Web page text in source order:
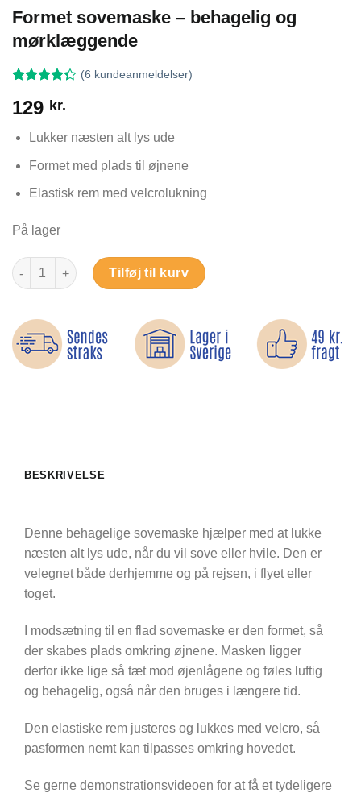
Formet sovemaske – behagelig og
mørklæggende
som4.33
baseret på
kundebedømmelser
(6 kundeanmeldelser)
129 kr.
Lukker næsten alt lys ude
Formet med plads til øjnene
Elastisk rem med velcrolukning
På lager
Formet sovemaske – behagelig og mørklæggende antal
Tilføj til kurv
BESKRIVELSE
Denne behagelige sovemaske hjælper med at lukke
næsten alt lys ude, når du vil sove eller hvile. Den er
velegnet både derhjemme og på rejsen, i flyet eller
toget.
I modsætning til en flad sovemaske er den formet, så
der skabes plads omkring øjnene. Masken ligger
derfor ikke lige så tæt mod øjenlågene og føles luftig
og behagelig, også når den bruges i længere tid.
Den elastiske rem justeres og lukkes med velcro, så
pasformen nemt kan tilpasses omkring hovedet.
Se gerne demonstrationsvideoen for at få et tydeligere